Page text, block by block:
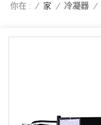
你在 : / 家 / 冷凝器 /